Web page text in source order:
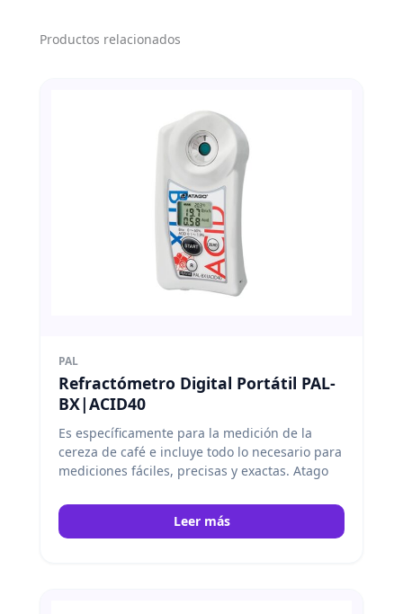
Productos relacionados
PAL
Refractómetro Digital Portátil PAL-
BX|ACID40
Es específicamente para la medición de la
cereza de café e incluye todo lo necesario para
mediciones fáciles, precisas y exactas. Atago
Leer más